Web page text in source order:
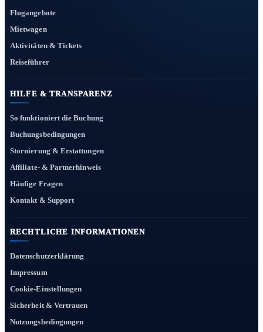
Flugangebote
Mietwagen
Aktivitäten & Tickets
Reiseführer
HILFE & TRANSPARENZ
So funktioniert die Buchung
Buchungsbedingungen
Stornierung & Erstattungen
Affiliate- & Partnerhinweis
Häufige Fragen
Kontakt & Support
RECHTLICHE INFORMATIONEN
Datenschutzerklärung
Impressum
Cookie-Einstellungen
Sicherheit & Vertrauen
Nutzungsbedingungen